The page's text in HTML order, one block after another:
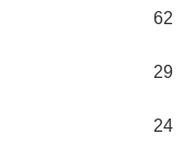
62
29
24